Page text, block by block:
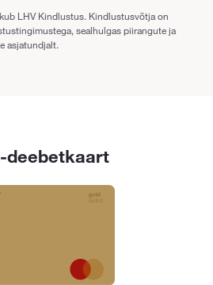
LHV Kindlustus. Kindlustusvõtja on
sealhulgas piirangute ja
asjatundjalt.
deebetkaart